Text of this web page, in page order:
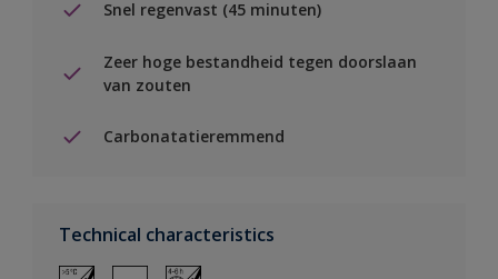
Snel regenvast (45 minuten)
Zeer hoge bestandheid tegen doorslaan
van zouten
Carbonatatieremmend
Technical characteristics